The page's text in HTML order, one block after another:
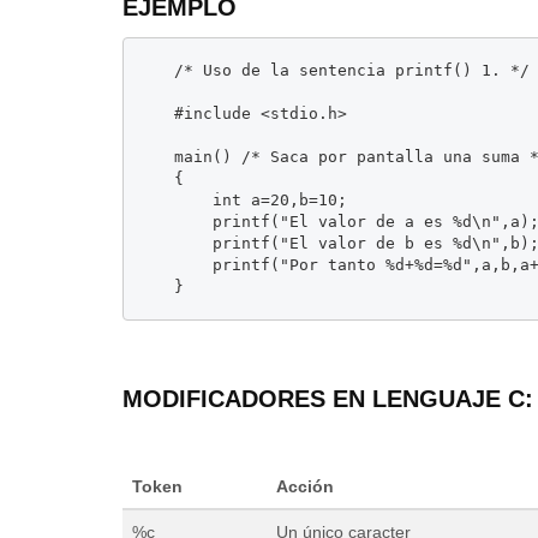
EJEMPLO
MODIFICADORES EN LENGUAJE C:
Token Acción
%c Un único caracter
Usabilidad Web - ¿Qué es y por
qué es tan importante?
Cómo
de